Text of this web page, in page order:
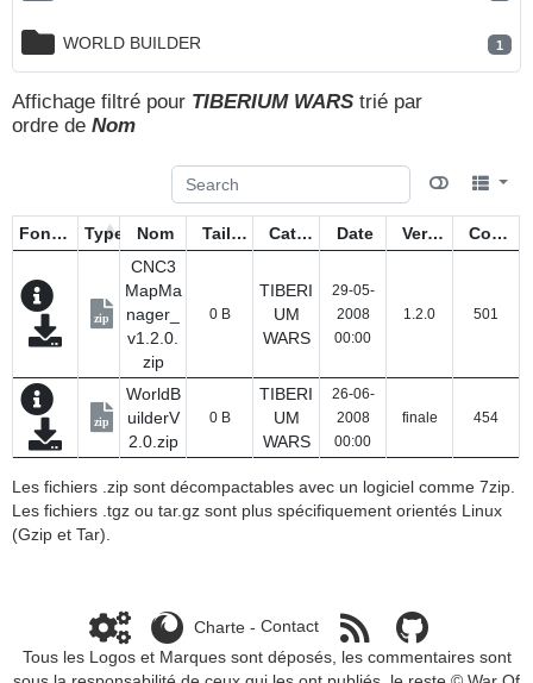
WORLD BUILDER 1
Affichage filtré pour TIBERIUM WARS trié par
ordre deNom
Fonctions Type Nom Taille Catégorie Date Version Compteur
zip
CNC3
MapMa
nager_
v1.2.0.
zip
0 B
TIBERI
UM
WARS
29-05-
2008
00:00
1.2.0 501
zip
WorldB
uilderV
2.0.zip
0 B
TIBERI
UM
WARS
26-06-
2008
00:00
finale 454
Les fichiers .zip sont décompactables avec un logiciel comme 7zip.
Les fichiers .tgz ou tar.gz sont plus spécifiquement orientés Linux
(Gzip et Tar).
Charte- Contact
Tous les Logos et Marques sont déposés, les commentaires sont